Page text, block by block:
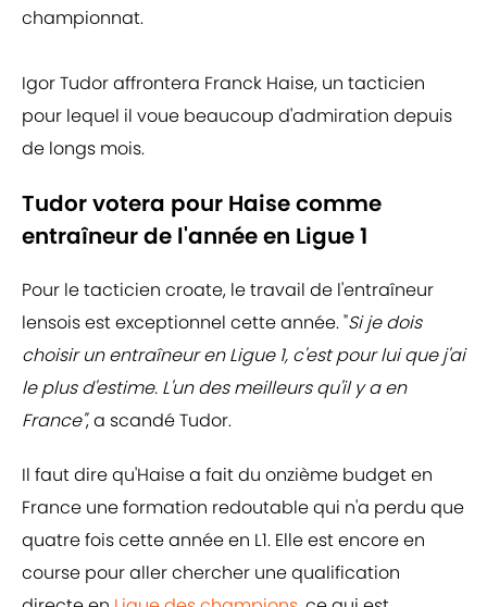
championnat.
Igor Tudor affrontera Franck Haise, un tacticien
pour lequel il voue beaucoup d'admiration depuis
de longs mois.
Tudor votera pour Haise comme
entraîneur de l'année en Ligue 1
Pour le tacticien croate, le travail de l'entraîneur
lensois est exceptionnel cette année. "Si je dois
choisir un entraîneur en Ligue 1, c'est pour lui que j'ai
le plus d'estime. L'un des meilleurs qu'il y a en
France", a scandé Tudor.
Il faut dire qu'Haise a fait du onzième budget en
France une formation redoutable qui n'a perdu que
quatre fois cette année en L1. Elle est encore en
course pour aller chercher une qualification